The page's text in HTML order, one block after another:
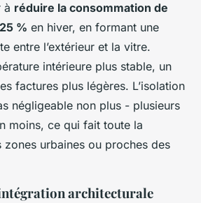
à réduire la consommation de
% en hiver, en formant une
entre l’extérieur et la vitre.
intérieure plus stable, un
factures plus légères. L’isolation
négligeable non plus - plusieurs
moins, ce qui fait toute la
urbaines ou proches des
architecturale